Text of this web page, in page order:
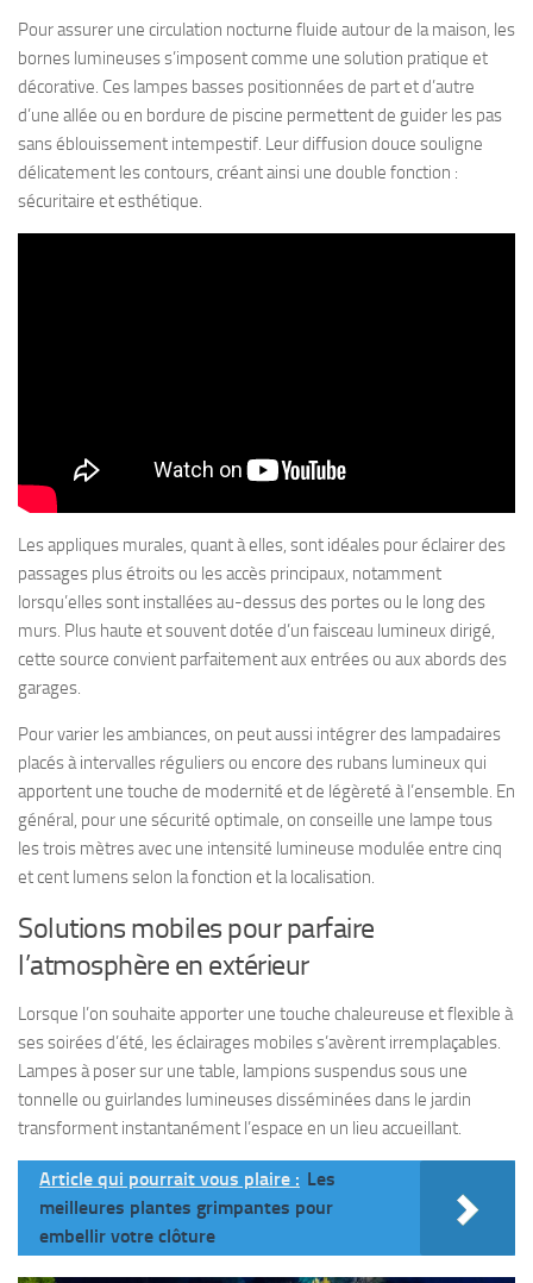
Pour assurer une circulation nocturne fluide autour de la maison, les
bornes lumineuses s’imposent comme une solution pratique et
décorative. Ces lampes basses positionnées de part et d’autre
d’une allée ou en bordure de piscine permettent de guider les pas
sans éblouissement intempestif. Leur diffusion douce souligne
délicatement les contours, créant ainsi une double fonction :
sécuritaire et esthétique.
Les appliques murales, quant à elles, sont idéales pour éclairer des
passages plus étroits ou les accès principaux, notamment
lorsqu’elles sont installées au-dessus des portes ou le long des
murs. Plus haute et souvent dotée d’un faisceau lumineux dirigé,
cette source convient parfaitement aux entrées ou aux abords des
garages.
Pour varier les ambiances, on peut aussi intégrer des lampadaires
placés à intervalles réguliers ou encore des rubans lumineux qui
apportent une touche de modernité et de légèreté à l’ensemble. En
général, pour une sécurité optimale, on conseille une lampe tous
les trois mètres avec une intensité lumineuse modulée entre cinq
et cent lumens selon la fonction et la localisation.
Solutions mobiles pour parfaire
l’atmosphère en extérieur
Lorsque l’on souhaite apporter une touche chaleureuse et flexible à
ses soirées d’été, les éclairages mobiles s’avèrent irremplaçables.
Lampes à poser sur une table, lampions suspendus sous une
tonnelle ou guirlandes lumineuses disséminées dans le jardin
transforment instantanément l’espace en un lieu accueillant.
Article qui pourrait vous plaire : Les
meilleures plantes grimpantes pour
embellir votre clôture